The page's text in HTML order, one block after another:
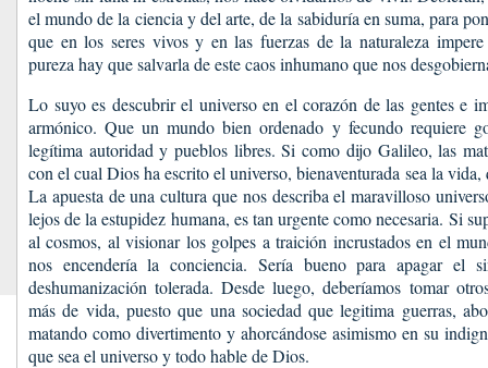
el mundo de la ciencia y del arte, de la sabiduría en suma, para
que en los seres vivos y en las fuerzas de la naturaleza
pureza hay que salvarla de este caos inhumano que nos
Lo suyo es descubrir el universo en el corazón de las gentes e
armónico. Que un mundo bien ordenado y fecundo requiere
legítima autoridad y pueblos libres. Si como dijo Galileo, las
con el cual Dios ha escrito el universo, bienaventurada sea la
La apuesta de una cultura que nos describa el maravilloso
lejos de la estupidez humana, es tan urgente como necesaria. Si
al cosmos, al visionar los golpes a traición incrustados en el
nos encendería la conciencia. Sería bueno para apagar el
deshumanización tolerada. Desde luego, deberíamos tomar
más de vida, puesto que una sociedad que legitima guerras,
matando como divertimento y ahorcándose asimismo en su
que sea el universo y todo hable de Dios.